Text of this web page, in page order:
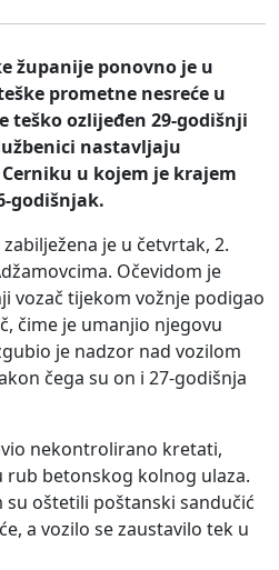
županije ponovno je u
prometne nesreće u
teško ozlijeđen 29-godišnji
nastavljaju
u kojem je krajem
godišnjak.
je u četvrtak, 2.
Očevidom je
vozač tijekom vožnje podigao
čime je umanjio njegovu
je nadzor nad vozilom
čega su on i 27-godišnja
nekontrolirano kretati,
rub betonskog kolnog ulaza.
oštetili poštanski sandučić
a vozilo se zaustavilo tek u